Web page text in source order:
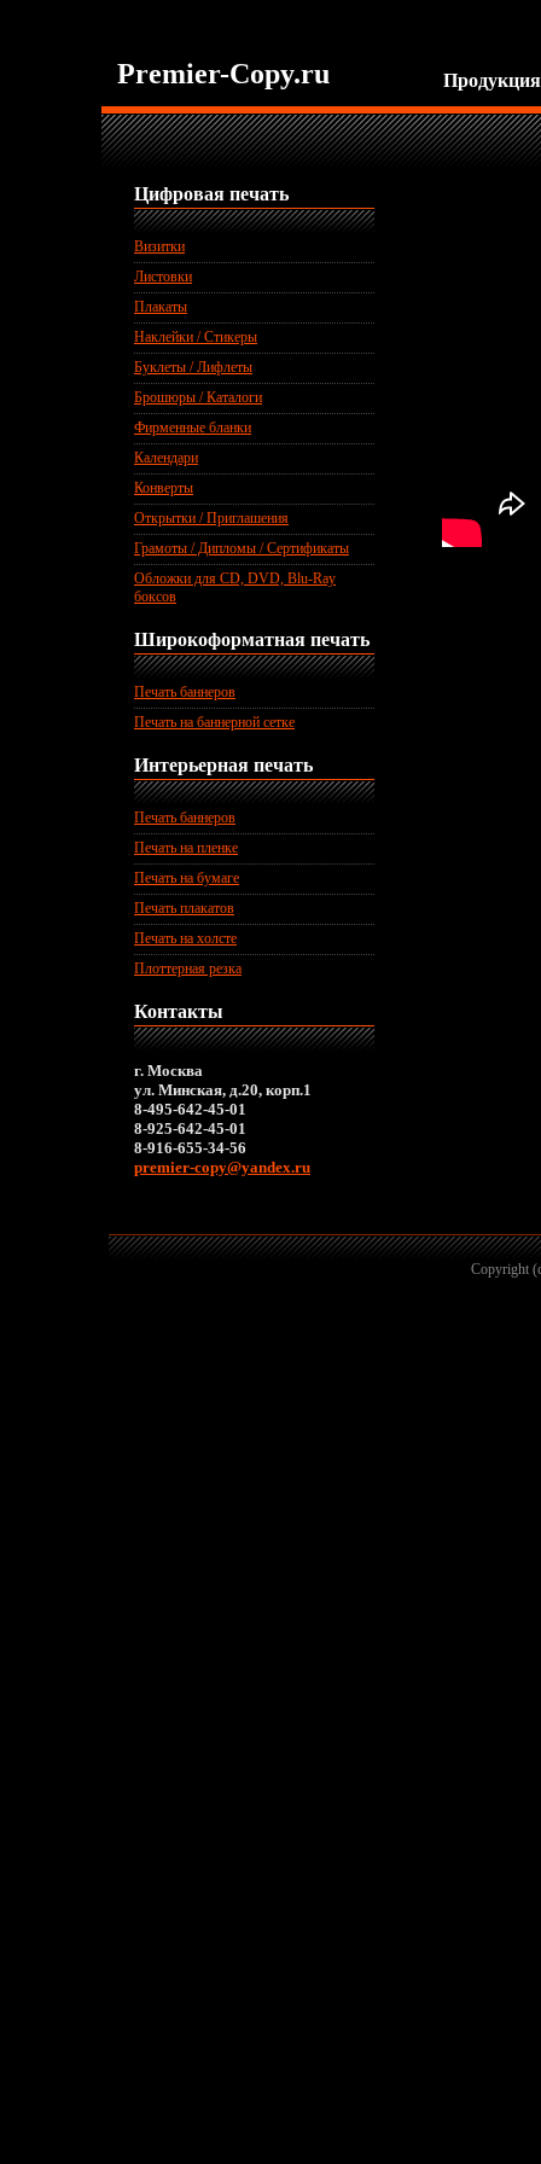
Premier-Copy.ru Продукция
Цифровая печать
Визитки
Листовки
Плакаты
Наклейки / Стикеры
Буклеты / Лифлеты
Брошюры / Каталоги
Фирменные бланки
Календари
Конверты
Открытки / Приглашения
Грамоты / Дипломы / Сертификаты
Обложки для CD, DVD, Blu-Ray
боксов
Широкоформатная печать
Печать баннеров
Печать на баннерной сетке
Интерьерная печать
Печать баннеров
Печать на пленке
Печать на бумаге
Печать плакатов
Печать на холсте
Плоттерная резка
Контакты
г. Москва
ул. Минская, д.20, корп.1
8-495-642-45-01
8-925-642-45-01
8-916-655-34-56
premier-copy@yandex.ru
Copyright